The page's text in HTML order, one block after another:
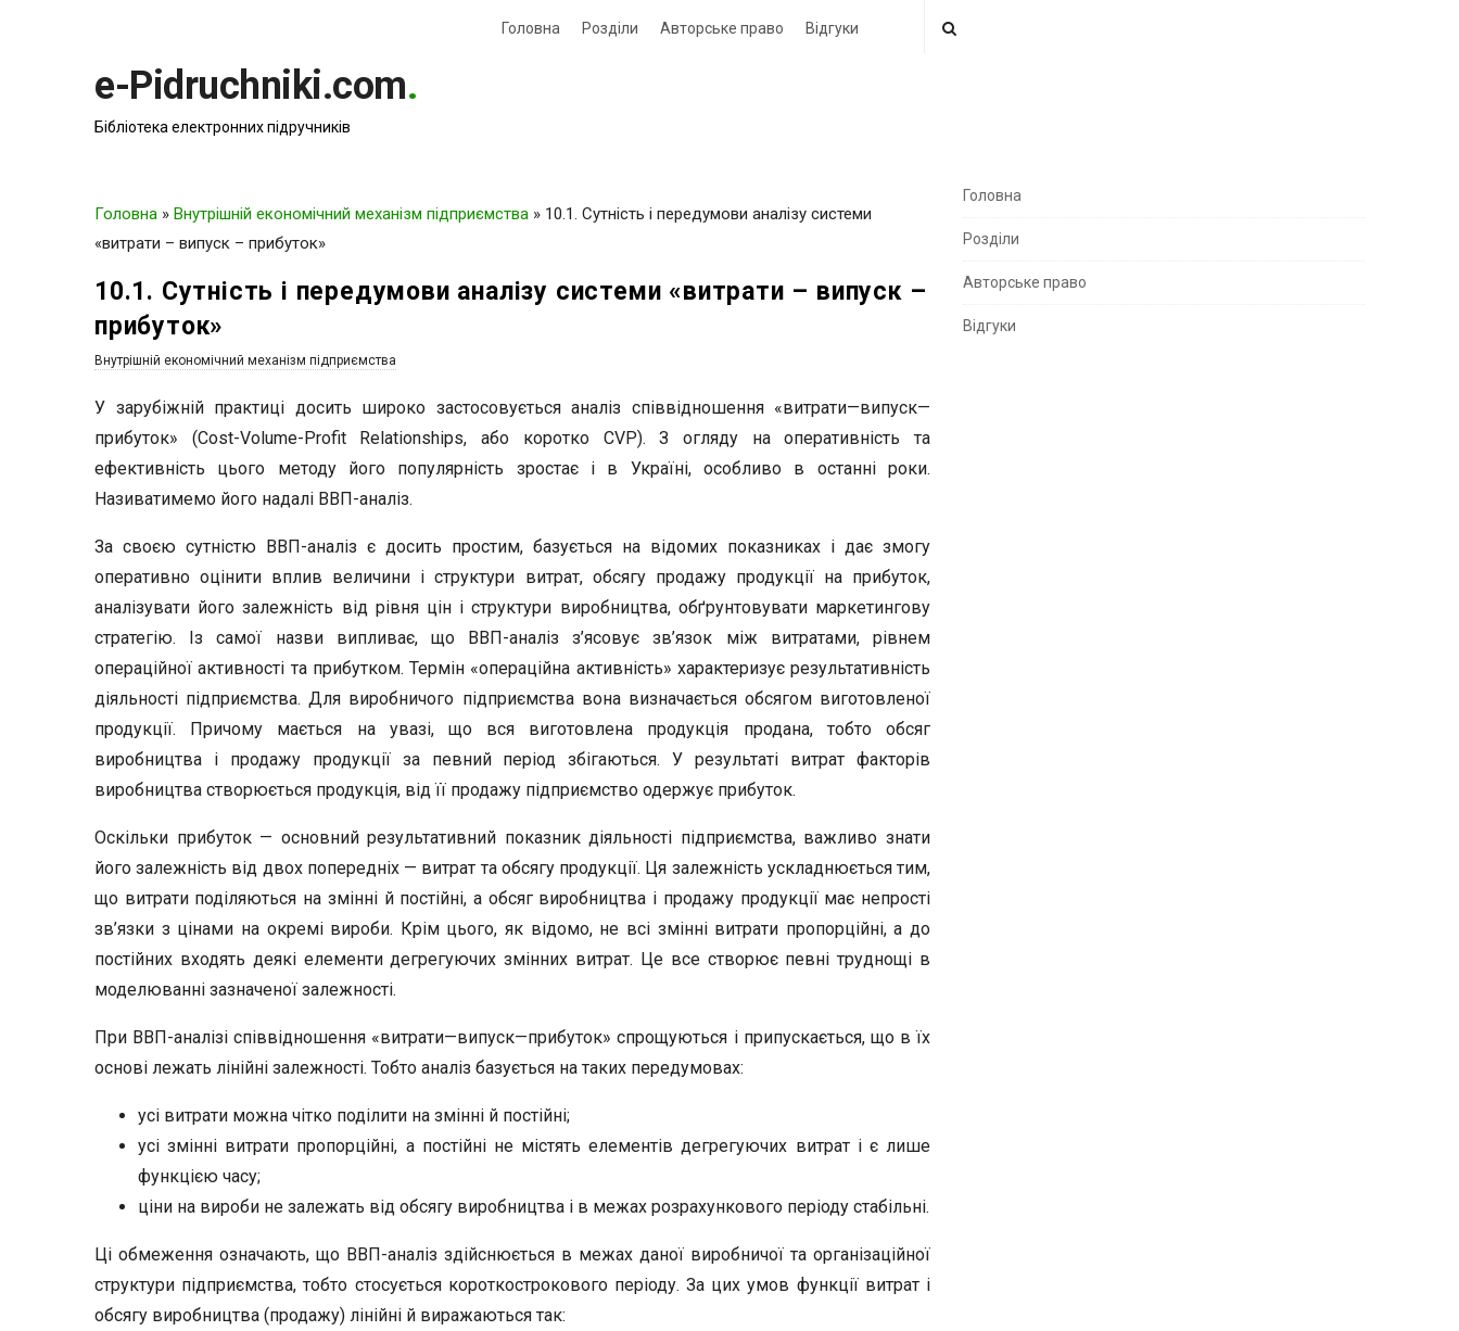
Головна Розділи Авторське право Відгуки
e-Pidruchniki.com.
Бібліотека електронних підручників
Головна » Внутрішній економічний механізм підприємства » 10.1. Сутність і передумови аналізу системи
«витрати – випуск – прибуток»
10.1. Сутність і передумови аналізу системи «витрати – випуск –
прибуток»
Внутрішній економічний механізм підприємства
У зарубіжній практиці досить широко застосовується аналіз співвідношення «витрати—випуск—
прибуток» (Cost-Volume-Profit Relationships, або коротко CVP). З огляду на оперативність та
ефективність цього методу його популярність зростає і в Україні, особливо в останні роки.
Називатимемо його надалі ВВП-аналіз.
За своєю сутністю ВВП-аналіз є досить простим, базується на відомих показниках і дає змогу
оперативно оцінити вплив величини і структури витрат, обсягу продажу продукції на прибуток,
аналізувати його залежність від рівня цін і структури виробництва, обґрунтовувати маркетингову
стратегію. Із самої назви випливає, що ВВП-аналіз з’ясовує зв’язок між витратами, рівнем
операційної активності та прибутком. Термін «операційна активність» характеризує результативність
діяльності підприємства. Для виробничого підприємства вона визначається обсягом виготовленої
продукції. Причому мається на увазі, що вся виготовлена продукція продана, тобто обсяг
виробництва і продажу продукції за певний період збігаються. У результаті витрат факторів
виробництва створюється продукція, від її продажу підприємство одержує прибуток.
Оскільки прибуток — основний результативний показник діяльності підприємства, важливо знати
його залежність від двох попередніх — витрат та обсягу продукції. Ця залежність ускладнюється тим,
що витрати поділяються на змінні й постійні, а обсяг виробництва і продажу продукції має непрості
зв’язки з цінами на окремі вироби. Крім цього, як відомо, не всі змінні витрати пропорційні, а до
постійних входять деякі елементи дегрегуючих змінних витрат. Це все створює певні труднощі в
моделюванні зазначеної залежності.
При ВВП-аналізі співвідношення «витрати—випуск—прибуток» спрощуються і припускається, що в їх
основі лежать лінійні залежності. Тобто аналіз базується на таких передумовах:
усі витрати можна чітко поділити на змінні й постійні;
усі змінні витрати пропорційні, а постійні не містять елементів дегрегуючих витрат і є лише
функцією часу;
ціни на вироби не залежать від обсягу виробництва і в межах розрахункового періоду стабільні.
Ці обмеження означають, що ВВП-аналіз здійснюється в межах даної виробничої та організаційної
структури підприємства, тобто стосується короткострокового періоду. За цих умов функції витрат і
обсягу виробництва (продажу) лінійні й виражаються так:
S
e
S
Головна
Розділи
Авторське право
Відгуки